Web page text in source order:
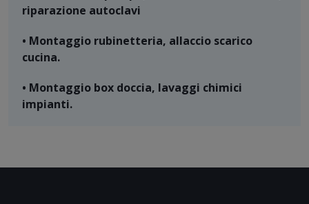
riparazione autoclavi
• Montaggio rubinetteria, allaccio scarico
cucina.
• Montaggio box doccia, lavaggi chimici
impianti.